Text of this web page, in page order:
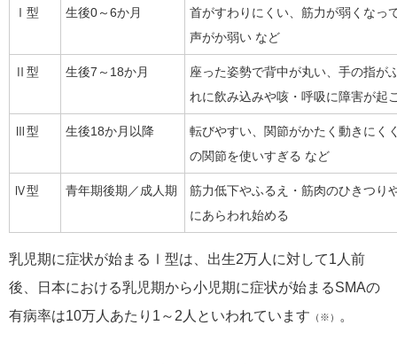
Ⅰ型 生後0～6か月
首がすわりにくい、筋力が弱くなっ
声がか弱い など
Ⅱ型 生後7～18か月
座った姿勢で背中が丸い、手の指が
れに飲み込みや咳・呼吸に障害が起
Ⅲ型 生後18か月以降
転びやすい、関節がかたく動きにく
の関節を使いすぎる など
Ⅳ型 青年期後期／成人期
筋力低下やふるえ・筋肉のひきつり
にあらわれ始める
乳児期に症状が始まるⅠ型は、出生2万人に対して1人前
後、日本における乳児期から小児期に症状が始まるSMAの
有病率は10万人あたり1～2人といわれています （※） 。